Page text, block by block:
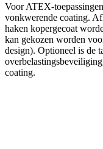
Voor ATEX-
vonkwerende coating.
haken kopergecoat
kan gekozen worden
design). Optioneel is de
coating.